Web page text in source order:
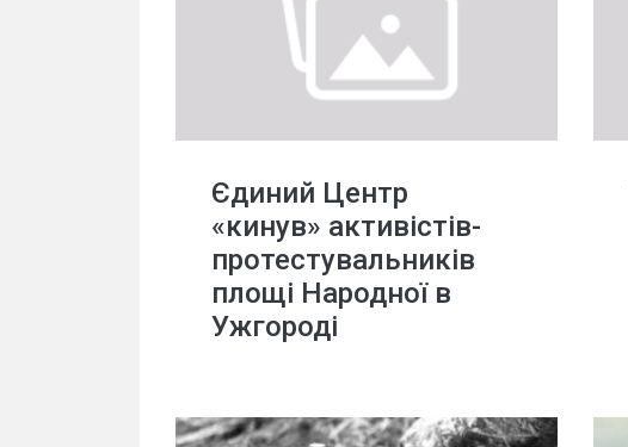
Єдиний Центр
«кинув» активістів-
протестувальників
площі Народної в
Ужгороді